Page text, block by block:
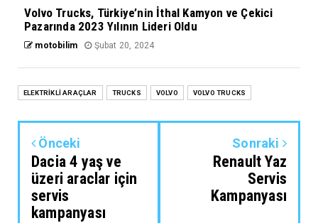
Volvo Trucks, Türkiye’nin İthal Kamyon ve Çekici
Pazarında 2023 Yılının Lideri Oldu
motobilim Şubat 20, 2024
ELEKTRİKLİ ARAÇLAR TRUCKS VOLVO VOLVO TRUCKS
Önceki
Dacia 4 yaş ve
üzeri araclar için
servis
kampanyası
Sonraki
Renault Yaz
Servis
Kampanyası